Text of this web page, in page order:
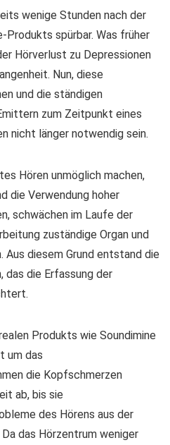
wenige Stunden nach der
Produkts spürbar. Was früher
Hörverlust zu Depressionen
Nun, diese
und die ständigen
zum Zeitpunkt eines
nicht länger notwendig sein.
Hören unmöglich machen,
die Verwendung hoher
schwächen im Laufe der
zuständige Organ und
Aus diesem Grund entstand die
das die Erfassung der
Produkts wie Soundimine
um das
die Kopfschmerzen
ab, bis sie
des Hörens aus der
das Hörzentrum weniger